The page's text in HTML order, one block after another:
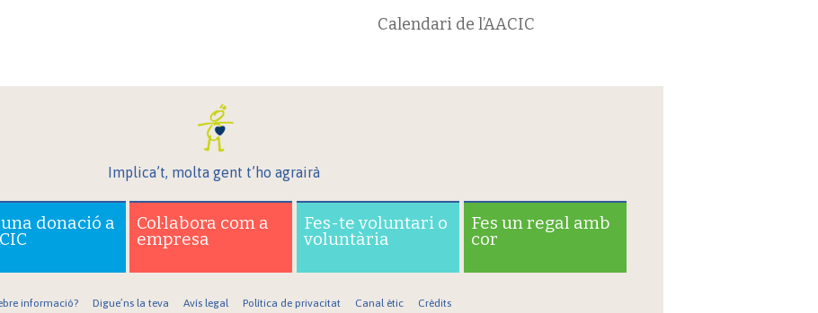
Calendari de l’AACIC
Implica’t, molta gent t’ho agrairà
una donació a Col·labora com a
empresa
Fes-te voluntari o
voluntària
Fes un regal amb
cor
informació? Digue’ns la teva Avís legal Política de privacitat Canal ètic Crèdits